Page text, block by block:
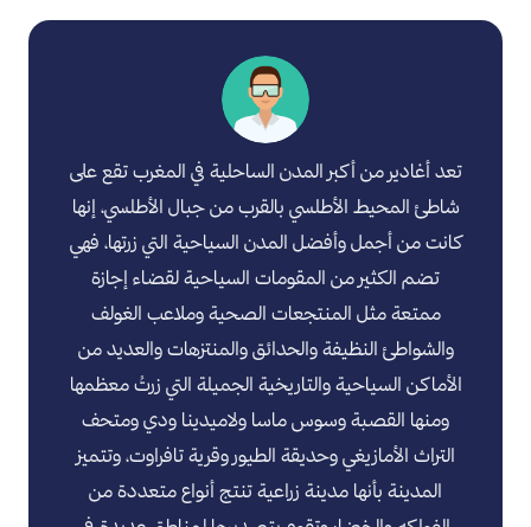
تعد أغادير من أكبر المدن الساحلية في المغرب تقع على
شاطئ المحيط الأطلسي بالقرب من جبال الأطلسي، إنها
كانت من أجمل وأفضل المدن السياحية التي زرتها، فهي
تضم الكثير من المقومات السياحية لقضاء إجازة
ممتعة مثل المنتجعات الصحية وملاعب الغولف
والشواطئ النظيفة والحدائق والمنتزهات والعديد من
الأماكن السياحية والتاريخية الجميلة التي زرتُ معظمها
ومنها القصبة وسوس ماسا ولاميدينا ودي ومتحف
التراث الأمازيغي وحديقة الطيور وقرية تافراوت، وتتميز
المدينة بأنها مدينة زراعية تنتج أنواع متعددة من